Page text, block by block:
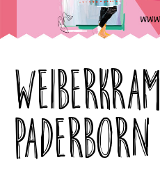
Weiberkram
Paderborn